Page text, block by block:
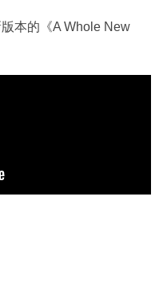
本的《A Whole New